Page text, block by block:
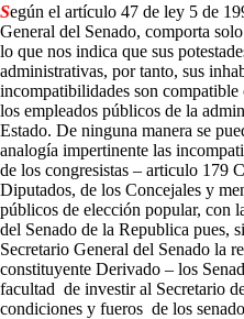
Según el artículo 47 de ley 5 de
General del Senado, comporta
lo que nos indica que sus
administrativas, por tanto, sus
incompatibilidades son compatible
los empleados públicos de la
Estado. De ninguna manera se
analogía impertinente las
de los congresistas – articulo 179
Diputados, de los Concejales y
públicos de elección popular, con
del Senado de la Republica pues,
Secretario General del Senado la
constituyente Derivado – los
facultad de investir al Secretario
condiciones y fueros de los